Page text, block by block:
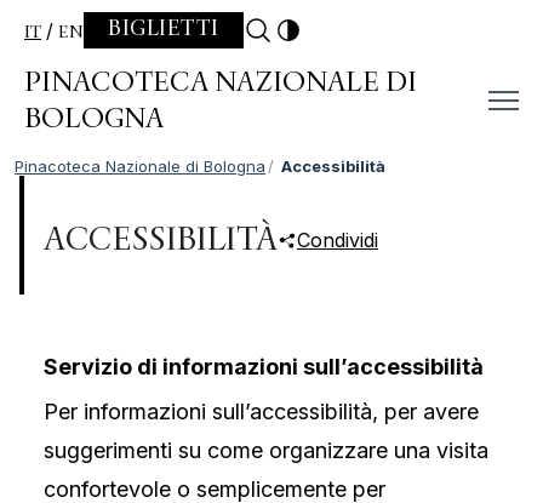
Skip to content
IT EN BIGLIETTI
PINACOTECA NAZIONALE DI
BOLOGNA
Pinacoteca Nazionale di Bologna Accessibilità
ACCESSIBILITÀ Condividi
Servizio di informazioni sull’accessibilità
Per informazioni sull’accessibilità, per avere
suggerimenti su come organizzare una visita
confortevole o semplicemente per